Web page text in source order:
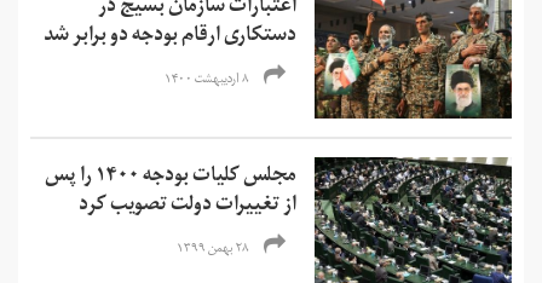
دستکاری ارقام بودجه دو برابر شد
۸ اردیبهشت ۱۴۰۰
مجلس کلیات بودجه ۱۴۰۰ را پس
از تغییرات دولت تصویب کرد
۲۸ بهمن ۱۳۹۹